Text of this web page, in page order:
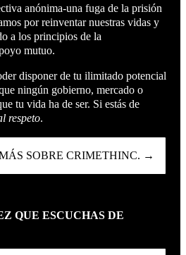
anónima-una fuga de la prisión
por reinventar nuestras vidas y
a los principios de la
mutuo.
disponer de tu ilimitado potencial
ningún gobierno, mercado o
tu vida ha de ser. Si estás de
respeto.
SOBRE CRIMETHINC. →
QUE ESCUCHAS DE